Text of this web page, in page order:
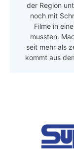
der Region
noch mit
Filme in
mussten.
seit mehr als
kommt aus